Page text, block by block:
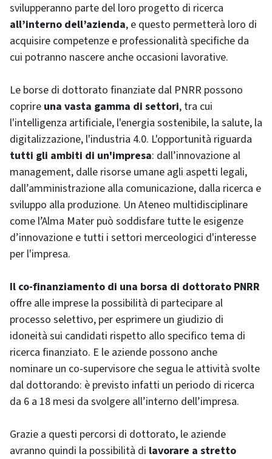
svilupperanno parte del loro progetto di ricerca
all’interno dell’azienda, e questo permetterà loro di
acquisire competenze e professionalità specifiche da
cui potranno nascere anche occasioni lavorative.
Le borse di dottorato finanziate dal PNRR possono
coprire una vasta gamma di settori, tra cui
l'intelligenza artificiale, l'energia sostenibile, la salute, la
digitalizzazione, l'industria 4.0. L'opportunità riguarda
tutti gli ambiti di un'impresa: dall’innovazione al
management, dalle risorse umane agli aspetti legali,
dall’amministrazione alla comunicazione, dalla ricerca e
sviluppo alla produzione. Un Ateneo multidisciplinare
come l’Alma Mater può soddisfare tutte le esigenze
d’innovazione e tutti i settori merceologici d'interesse
per l'impresa.
Il co-finanziamento di una borsa di dottorato PNRR
offre alle imprese la possibilità di partecipare al
processo selettivo, per esprimere un giudizio di
idoneità sui candidati rispetto allo specifico tema di
ricerca finanziato. E le aziende possono anche
nominare un co-supervisore che segua le attività svolte
dal dottorando: è previsto infatti un periodo di ricerca
da 6 a 18 mesi da svolgere all’interno dell’impresa.
Grazie a questi percorsi di dottorato, le aziende
avranno quindi la possibilità di lavorare a stretto